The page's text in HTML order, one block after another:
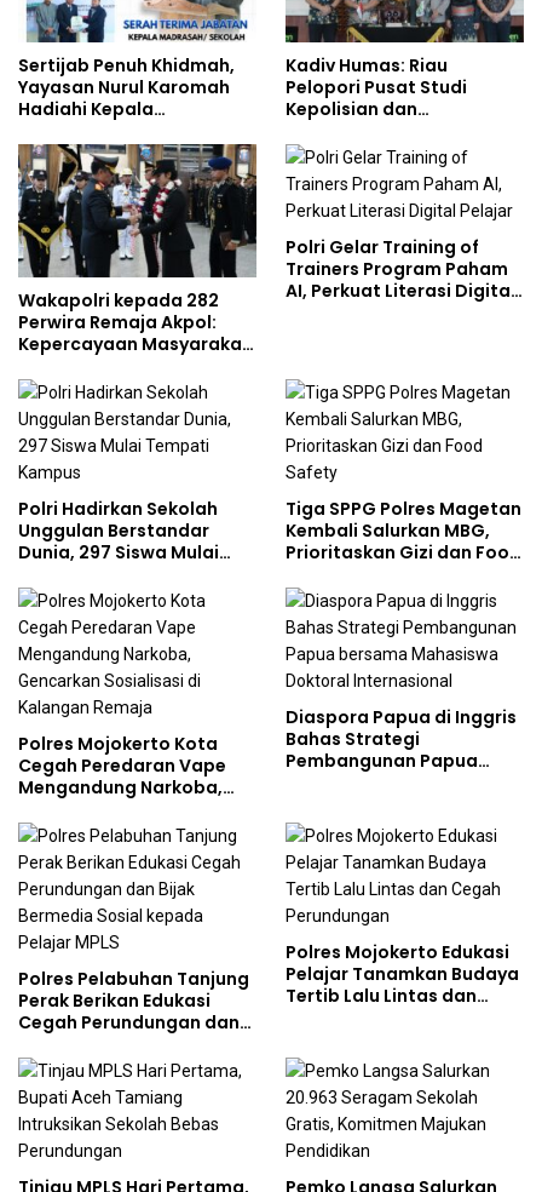
Sertijab Penuh Khidmah,
Yayasan Nurul Karomah
Hadiahi Kepala
Umrah
Kadiv Humas: Riau
Pelopori Pusat Studi
Kepolisian dan
Policing Masuki Babak
Baru
Wakapolri kepada 282
Perwira Remaja Akpol:
Kepercayaan Masyarakat
Polri Gelar Training of
Trainers Program Paham
AI, Perkuat Literasi Digital
Polri Hadirkan Sekolah
Unggulan Berstandar
Dunia, 297 Siswa Mulai
Tiga SPPG Polres Magetan
Kembali Salurkan MBG,
Prioritaskan Gizi dan Food
Polres Mojokerto Kota
Cegah Peredaran Vape
Mengandung Narkoba,
Kalangan Remaja
Diaspora Papua di Inggris
Bahas Strategi
Pembangunan Papua
Polres Pelabuhan Tanjung
Perak Berikan Edukasi
Cegah Perundungan dan
kepada Pelajar MPLS
Polres Mojokerto Edukasi
Pelajar Tanamkan Budaya
Tertib Lalu Lintas dan
Tinjau MPLS Hari Pertama,
Pemko Langsa Salurkan